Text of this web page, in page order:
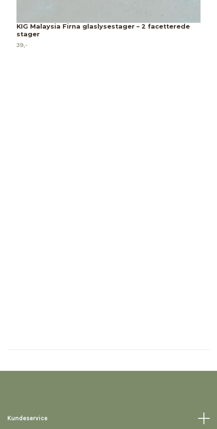
KIG Malaysia Firna glaslysestager – 2 facetterede
stager
39,-
Kundeservice